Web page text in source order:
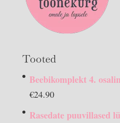
Tooted
Beebikomplekt 4.
€24.90
Rasedate puuvillased